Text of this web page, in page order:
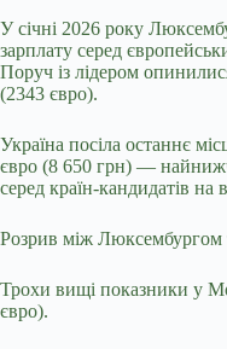
У січні 2026 року
зарплату серед
Поруч із лідером
(2343 євро).
Україна посіла останнє
євро (8 650 грн) —
серед країн-кандидатів на
Розрив між
Трохи вищі показники у
євро).